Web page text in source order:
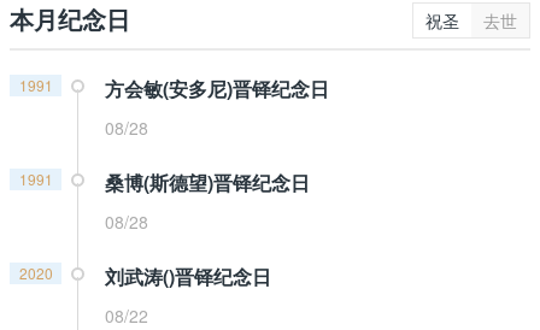
本月纪念日 祝圣 去世
1991 方会敏(安多尼)晋铎纪念日
08/28
1991 桑博(斯德望)晋铎纪念日
08/28
2020 刘武涛()晋铎纪念日
08/22